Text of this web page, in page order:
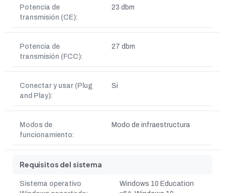
Potencia de
transmisión (CE):
23 dbm
Potencia de
transmisión (FCC):
27 dbm
Conectar y usar (Plug
and Play):
Si
Modos de
funcionamiento:
Modo de infraestructura
Requisitos del sistema
Sistema operativo
Windows 10 Education